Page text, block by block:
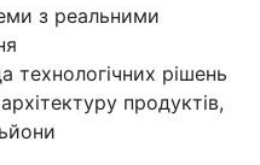
з реальними
технологічних рішень
продуктів,